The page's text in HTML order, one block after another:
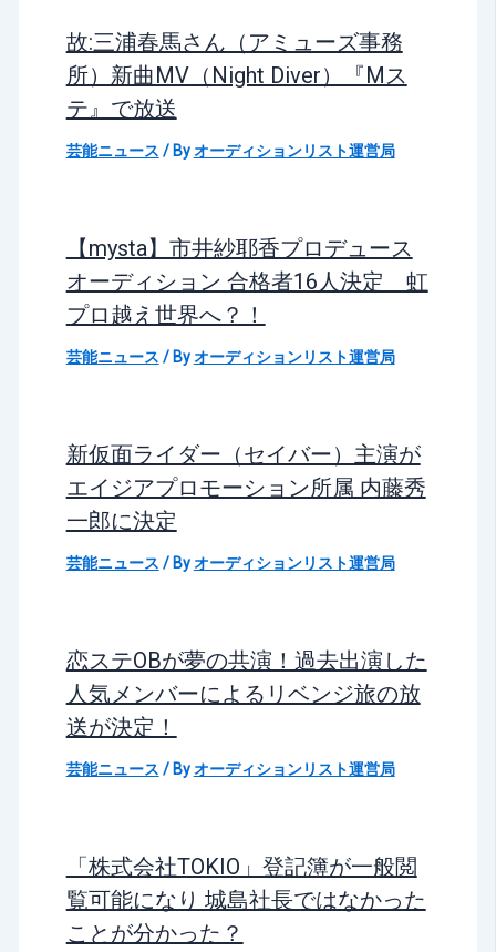
故:三浦春馬さん（アミューズ事務
所）新曲MV（Night Diver）『Mス
テ』で放送
芸能ニュース / Byオーディションリスト運営局
【mysta】市井紗耶香プロデュース
オーディション 合格者16人決定 虹
プロ越え世界へ？！
芸能ニュース / Byオーディションリスト運営局
新仮面ライダー（セイバー）主演が
エイジアプロモーション所属 内藤秀
一郎に決定
芸能ニュース / Byオーディションリスト運営局
恋ステOBが夢の共演！過去出演した
人気メンバーによるリベンジ旅の放
送が決定！
芸能ニュース / Byオーディションリスト運営局
「株式会社TOKIO」登記簿が一般閲
覧可能になり 城島社長ではなかった
ことが分かった？